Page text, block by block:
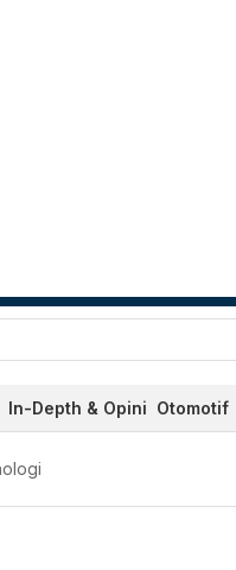
In-Depth & Opini Otomotif